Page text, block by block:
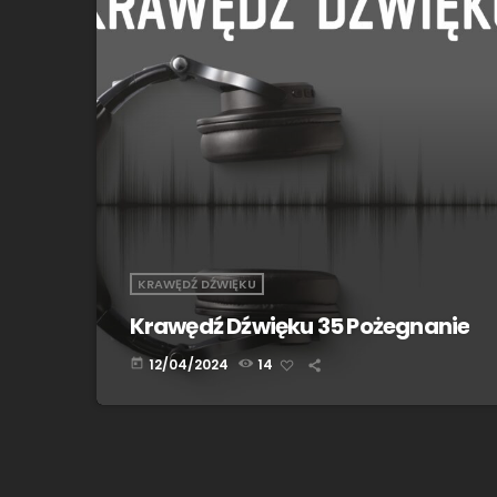
KRAWĘDŹ DŹWIĘKU
Krawędź Dźwięku 35 Pożegnanie
today 12/04/2024 14